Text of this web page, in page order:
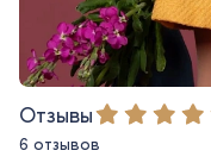
Отзывы
6 отзывов